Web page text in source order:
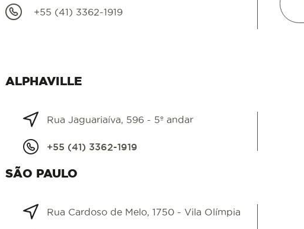
+55 (41) 3362-1919
ALPHAVILLE
Rua Jaguariaíva, 596 - 5º andar
+55 (41) 3362-1919
SÃO PAULO
Rua Cardoso de Melo, 1750 - Vila Olímpia